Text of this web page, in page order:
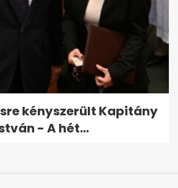
kényszerült Kapitány
- A hét...